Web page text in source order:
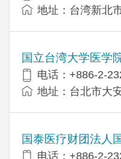
地址：台湾新北
国立台湾大学医学
电话：+886-2-
地址：台北市大
国泰医疗财团法人
电话：+886-2-